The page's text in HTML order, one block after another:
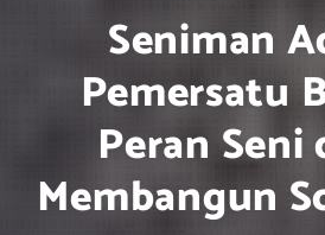
Seniman
Pemersatu
Peran Seni
Membangun